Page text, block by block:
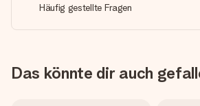
Häufig gestellte Fragen
Das könnte dir auch